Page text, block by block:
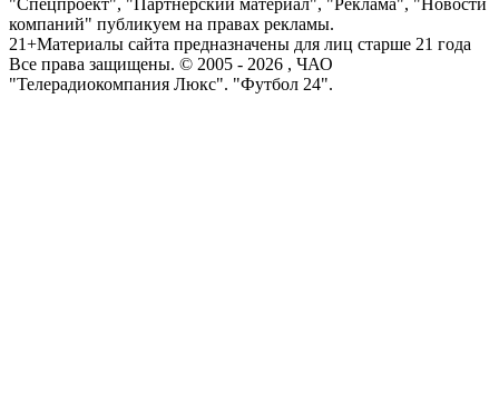
"Спецпроект", "Партнерский материал", "Реклама", "Новости
компаний" публикуем на правах рекламы.
21+Материалы сайта предназначены для лиц старше 21 года
Все права защищены. © 2005 - 2026 , ЧАО
"Телерадиокомпания Люкс". "Футбол 24".